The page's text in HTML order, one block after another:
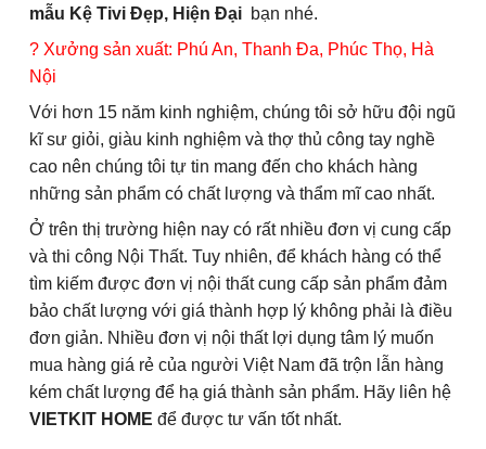
mẫu Kệ Tivi Đẹp, Hiện Đại bạn nhé.
? Xưởng sản xuất: Phú An, Thanh Đa, Phúc Thọ, Hà
Nội
Với hơn 15 năm kinh nghiệm, chúng tôi sở hữu đội ngũ
kĩ sư giỏi, giàu kinh nghiệm và thợ thủ công tay nghề
cao nên chúng tôi tự tin mang đến cho khách hàng
những sản phẩm có chất lượng và thẩm mĩ cao nhất.
Ở trên thị trường hiện nay có rất nhiều đơn vị cung cấp
và thi công Nội Thất. Tuy nhiên, để khách hàng có thể
tìm kiếm được đơn vị nội thất cung cấp sản phẩm đảm
bảo chất lượng với giá thành hợp lý không phải là điều
đơn giản. Nhiều đơn vị nội thất lợi dụng tâm lý muốn
mua hàng giá rẻ của người Việt Nam đã trộn lẫn hàng
kém chất lượng để hạ giá thành sản phẩm. Hãy liên hệ
VIETKIT HOME để được tư vấn tốt nhất.